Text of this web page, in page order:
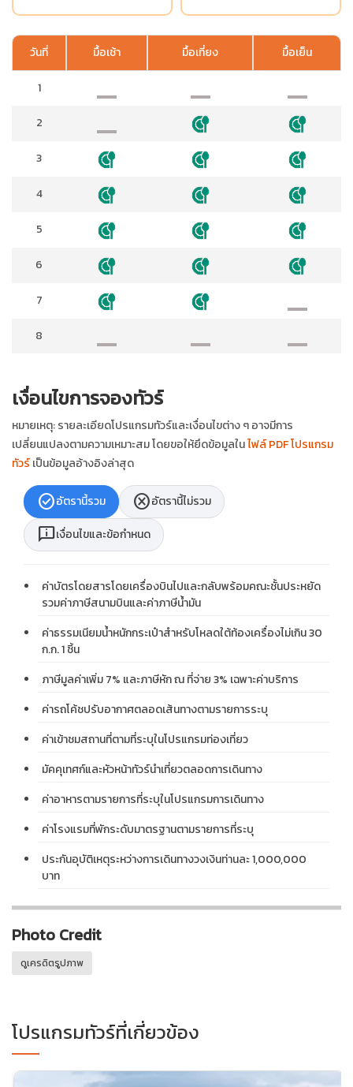
วันที่ มื้อเช้า มื้อเที่ยง มื้อเย็น
1
2
3
4
5
6
7
8
เงื่อนไขการจองทัวร์
หมายเหตุ: รายละเอียดโปรแกรมทัวร์และเงื่อนไขต่าง ๆ อาจมีการ
เปลี่ยนแปลงตามความเหมาะสม โดยขอให้ยึดข้อมูลในไฟล์ PDF โปรแกรม
ทัวร์เป็นข้อมูลอ้างอิงล่าสุด
check_circleอัตรานี้รวม cancelอัตรานี้ไม่รวม
chat_infoเงื่อนไขและข้อกำหนด
ค่าบัตรโดยสารโดยเครื่องบินไปและกลับพร้อมคณะชั้นประหยัด
รวมค่าภาษีสนามบินและค่าภาษีน้ำมัน
ค่าธรรมเนียมน้ำหนักกระเป๋าสำหรับโหลดใต้ท้องเครื่องไม่เกิน 30
ก.ก. 1 ชิ้น
ภาษีมูลค่าเพิ่ม 7% และภาษีหัก ณ ที่จ่าย 3% เฉพาะค่าบริการ
ค่ารถโค้ชปรับอากาศตลอดเส้นทางตามรายการระบุ
ค่าเข้าชมสถานที่ตามที่ระบุในโปรแกรมท่องเที่ยว
มัคคุเทศก์และหัวหน้าทัวร์นำเที่ยวตลอดการเดินทาง
ค่าอาหารตามรายการที่ระบุในโปรแกรมการเดินทาง
ค่าโรงแรมที่พักระดับมาตรฐานตามรายการที่ระบุ
ประกันอุบัติเหตุระหว่างการเดินทางวงเงินท่านละ 1,000,000
บาท
Photo Credit
ดูเครดิตรูปภาพ
โปรแกรมทัวร์ที่เกี่ยวข้อง